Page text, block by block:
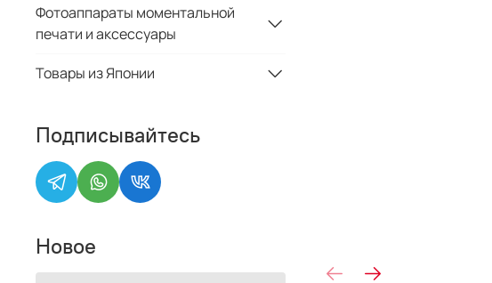
Фотоаппараты моментальной
печати и аксессуары
Товары из Японии
Подписывайтесь
Новое